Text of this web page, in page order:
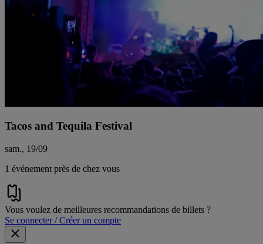
Tacos and Tequila Festival
sam., 19/09
1 événement près de chez vous
Vous voulez de meilleures recommandations de billets ?
Se connecter / Créer un compte